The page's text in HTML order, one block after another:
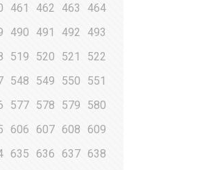
461 462 463
464
490 491 492
493
519 520 521
522
548 549 550
551
577 578 579
580
606 607 608
609
635 636 637 638